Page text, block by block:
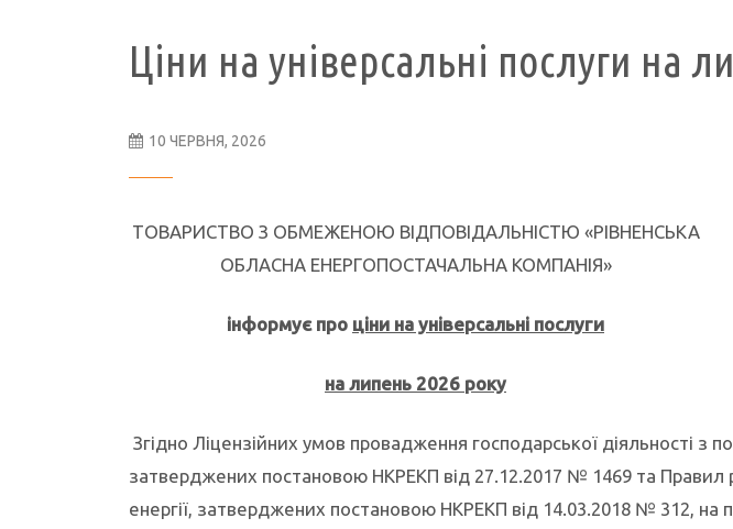
Ціни на універсальні послуги на
10 ЧЕРВНЯ, 2026
ТОВАРИСТВО З ОБМЕЖЕНОЮ ВІДПОВІДАЛЬНІСТЮ «РІВНЕНСЬКА
ОБЛАСНА ЕНЕРГОПОСТАЧАЛЬНА КОМПАНІЯ»
інформує про ціни на універсальні послуги
на липень 2026 року
Згідно Ліцензійних умов провадження господарської діяльності з
затверджених постановою НКРЕКП від 27.12.2017 № 1469 та Правил
енергії, затверджених постановою НКРЕКП від 14.03.2018 № 312, на